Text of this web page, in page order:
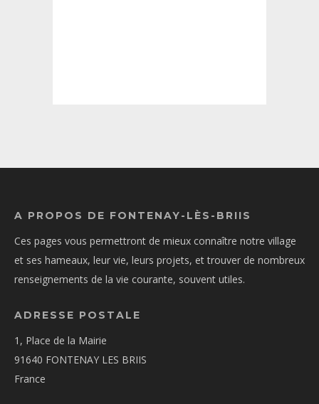
A PROPOS DE FONTENAY-LÈS-BRIIS
Ces pages vous permettront de mieux connaître notre village
et ses hameaux, leur vie, leurs projets, et trouver de nombreux
renseignements de la vie courante, souvent utiles.
ADRESSE POSTALE
1, Place de la Mairie
91640 FONTENAY LES BRIIS
France